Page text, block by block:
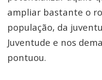
ampliar bastante o
população, da
Juventude e nos
pontuou.